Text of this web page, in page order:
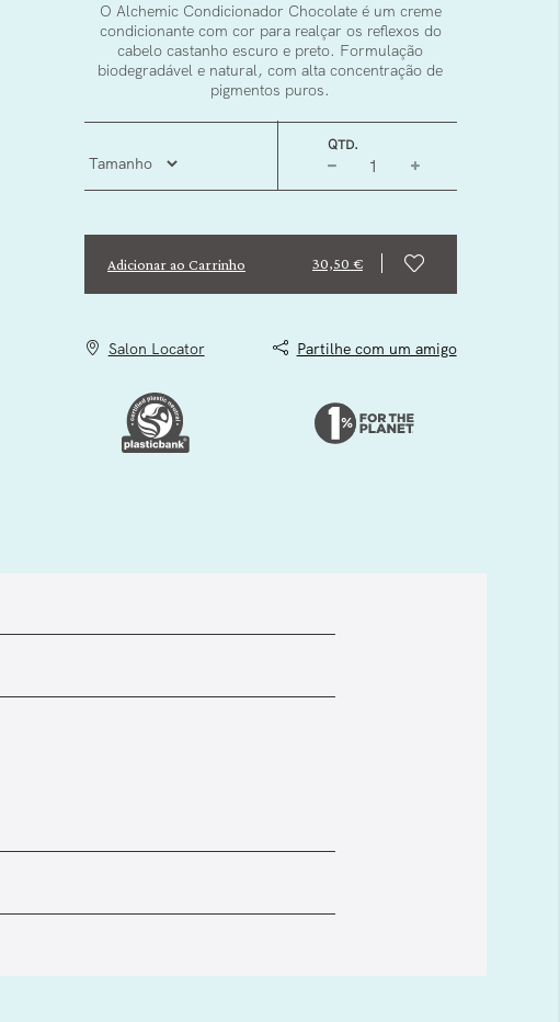
O Alchemic Condicionador Chocolate é um creme
condicionante com cor para realçar os reflexos do
cabelo castanho escuro e preto. Formulação
biodegradável e natural, com alta concentração de
pigmentos puros.
QTD.
Adicionar ao Carrinho 30,50 €
Salon Locator Partilhe com um amigo